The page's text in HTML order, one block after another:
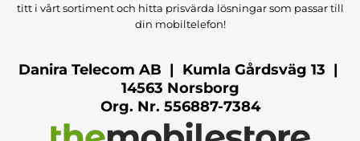
titt i vårt sortiment och hitta prisvärda lösningar som passar till
din mobiltelefon!
Danira Telecom AB | Kumla Gårdsväg 13 |
14563 Norsborg
Org. Nr. 556887-7384